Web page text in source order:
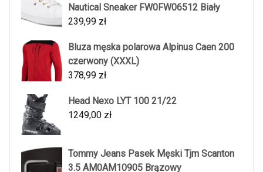
Nautical Sneaker FW0FW06512 Biały
239,99 zł
Bluza męska polarowa Alpinus Caen 200
czerwony (XXXL)
378,99 zł
Head Nexo LYT 100 21/22
1249,00 zł
Tommy Jeans Pasek Męski Tjm Scanton
3.5 AM0AM10905 Brązowy